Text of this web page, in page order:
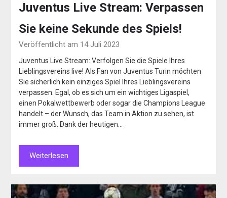
Juventus Live Stream: Verpassen
Sie keine Sekunde des Spiels!
Veröffentlicht am 14 Juli 2023
Juventus Live Stream: Verfolgen Sie die Spiele Ihres
Lieblingsvereins live! Als Fan von Juventus Turin möchten
Sie sicherlich kein einziges Spiel Ihres Lieblingsvereins
verpassen. Egal, ob es sich um ein wichtiges Ligaspiel,
einen Pokalwettbewerb oder sogar die Champions League
handelt – der Wunsch, das Team in Aktion zu sehen, ist
immer groß. Dank der heutigen…
Weiterlesen